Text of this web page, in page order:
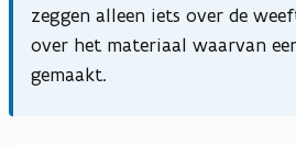
zeggen alleen iets over de
over het materiaal waarvan
gemaakt.